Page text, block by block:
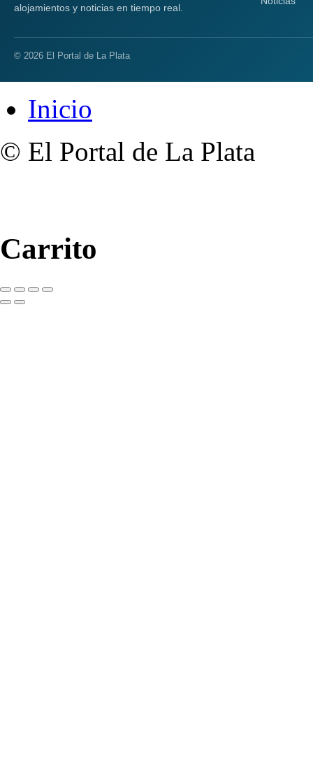
alojamientos y noticias en tiempo real.
© 2026 El Portal de La Plata
Inicio
© El Portal de La Plata
Carrito